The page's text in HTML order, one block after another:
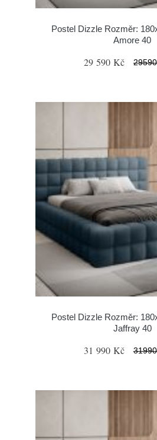
Postel Dizzle Rozměr:
Amore 40
29 590 Kč
Postel Dizzle Rozměr:
Jaffray 40
31 990 Kč